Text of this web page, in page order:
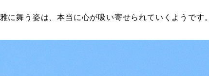
舞う姿は、本当に心が吸い寄せられていくようです。